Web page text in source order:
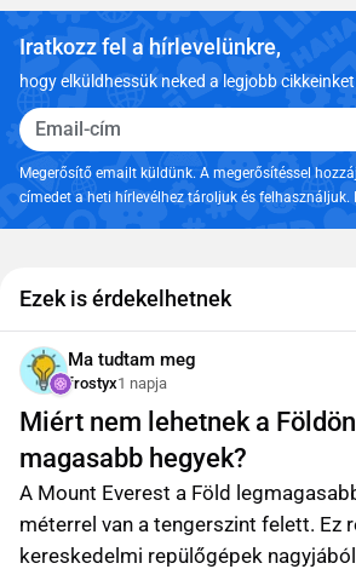
Iratkozz fel a hírlevelünkre,
hogy elküldhessük neked a legjobb
Email-cím
Megerősítő emailt küldünk. A megerősítéssel
címedet a heti hírlevélhez tároljuk és
Ezek is érdekelhetnek
Ma tudtam meg
frostyx1 napja
Miért nem lehetnek a
magasabb hegyek?
A Mount Everest a Föld
méterrel van a tengerszint felett. Ez
kereskedelmi repülőgépek